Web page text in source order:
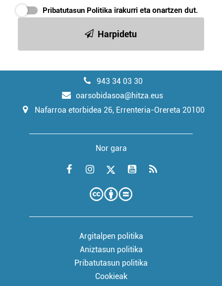
Pribatutasun Politika irakurri eta onartzen dut.
Harpidetu
943 34 03 30
oarsobidasoa@hitza.eus
Nafarroa etorbidea 26, Errenteria-Orereta 20100
Nor gara
Argitalpen politika
Aniztasun politika
Pribatutasun politika
Cookieak